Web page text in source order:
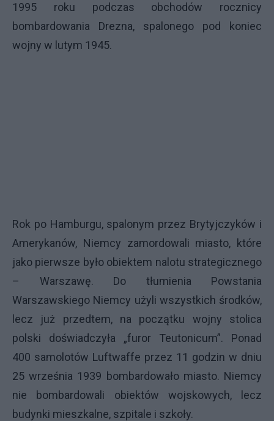
1995 roku podczas obchodów rocznicy
bombardowania Drezna, spalonego pod koniec
wojny w lutym 1945.
Rok po Hamburgu, spalonym przez Brytyjczyków i
Amerykanów, Niemcy zamordowali miasto, które
jako pierwsze było obiektem nalotu strategicznego
– Warszawę. Do tłumienia Powstania
Warszawskiego Niemcy użyli wszystkich środków,
lecz już przedtem, na początku wojny stolica
polski doświadczyła „furor Teutonicum”. Ponad
400 samolotów Luftwaffe przez 11 godzin w dniu
25 września 1939 bombardowało miasto. Niemcy
nie bombardowali obiektów wojskowych, lecz
budynki mieszkalne, szpitale i szkoły.